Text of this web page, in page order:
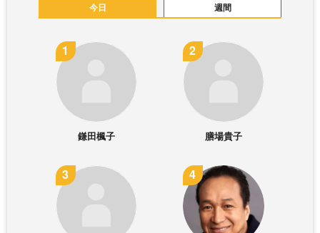
今日 週間
鎌田楓子 膳場貴子